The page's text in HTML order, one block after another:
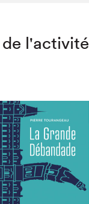
de l'activité